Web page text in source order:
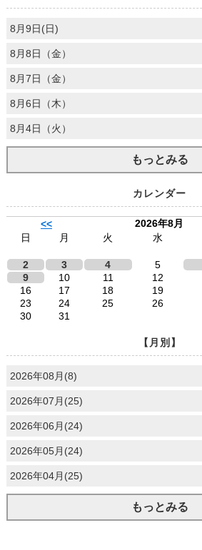
8月9日(日)
8月8日（金）
8月7日（金）
8月6日（木）
8月4日（火）
もっとみる
カレンダー
<<
2026年8月
日
月 火 水
2
3 4 5
9
10 11 12
16
17 18 19
23
24 25 26
30
31
【月別】
2026年08月(8)
2026年07月(25)
2026年06月(24)
2026年05月(24)
2026年04月(25)
もっとみる